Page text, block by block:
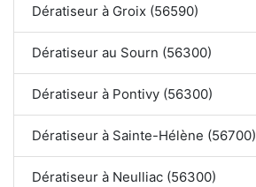
Dératiseur à Groix (56590)
Dératiseur au Sourn (56300)
Dératiseur à Pontivy (56300)
Dératiseur à Sainte-Hélène (56700)
Dératiseur à Neulliac (56300)